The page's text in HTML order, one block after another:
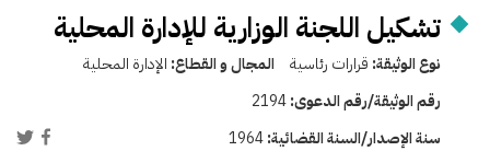
تشكيل اللجنة الوزارية للإدارة المحلية
نوع الوثيقة: قرارات رئاسية المجال و القطاع: الإدارة المحلية
رقم الوثيقة/رقم الدعوى:2194
سنة الإصدار/السنة القضائية:1964